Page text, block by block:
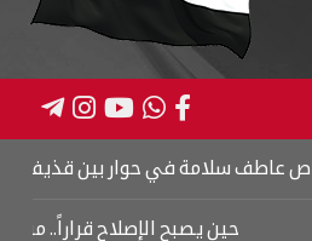
سلامة في حوار بين قذيفتين |
حين يصبح الإصلاح قراراً.. من